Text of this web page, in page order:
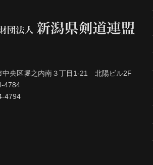
中央区堀之内南３丁目1-21 北陽ビル2F
4784
4794